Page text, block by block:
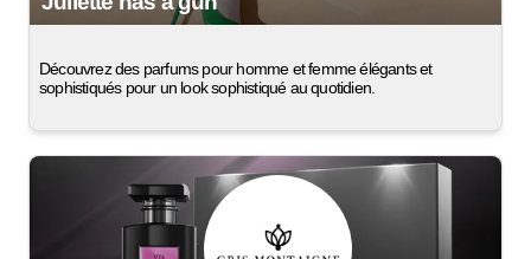
Découvrez des parfums pour homme et femme élégants et
sophistiqués pour un look sophistiqué au quotidien.